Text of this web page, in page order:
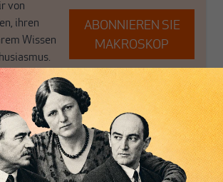
von
ihren
Wissen
wir
ABONNIEREN SIE
MAKROSKOP
Schon Abonnent? Dann
hier
einloggen !